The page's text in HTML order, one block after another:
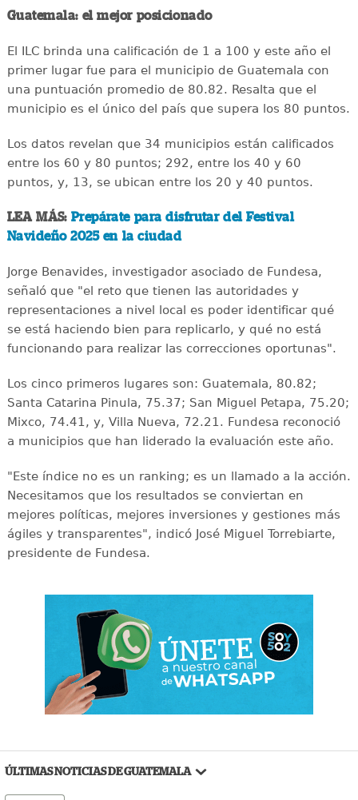
Guatemala: el mejor posicionado
El ILC brinda una calificación de 1 a 100 y este año el
primer lugar fue para el municipio de Guatemala con
una puntuación promedio de 80.82. Resalta que el
municipio es el único del país que supera los 80 puntos.
Los datos revelan que 34 municipios están calificados
entre los 60 y 80 puntos; 292, entre los 40 y 60
puntos, y, 13, se ubican entre los 20 y 40 puntos.
LEA MÁS:Prepárate para disfrutar del Festival
Navideño 2025 en la ciudad
Jorge Benavides, investigador asociado de Fundesa,
señaló que "el reto que tienen las autoridades y
representaciones a nivel local es poder identificar qué
se está haciendo bien para replicarlo, y qué no está
funcionando para realizar las correcciones oportunas".
Los cinco primeros lugares son: Guatemala, 80.82;
Santa Catarina Pinula, 75.37; San Miguel Petapa, 75.20;
Mixco, 74.41, y, Villa Nueva, 72.21. Fundesa reconoció
a municipios que han liderado la evaluación este año.
"Este índice no es un ranking; es un llamado a la acción.
Necesitamos que los resultados se conviertan en
mejores políticas, mejores inversiones y gestiones más
ágiles y transparentes", indicó José Miguel Torrebiarte,
presidente de Fundesa.
ÚLTIMAS NOTICIAS DE GUATEMALA